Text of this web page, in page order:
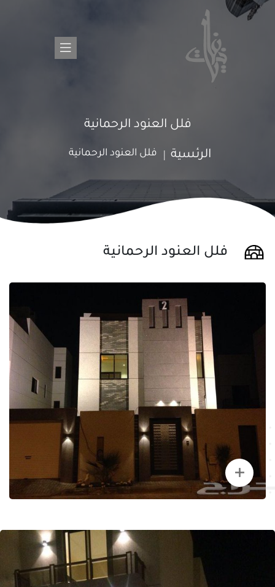
فلل العنود الرحمانية
الرئسية فلل العنود الرحمانية
فلل العنود الرحمانية